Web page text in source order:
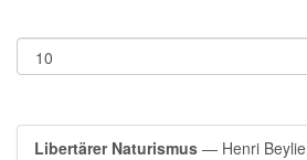
Libertärer Naturismus — Henri Beylie